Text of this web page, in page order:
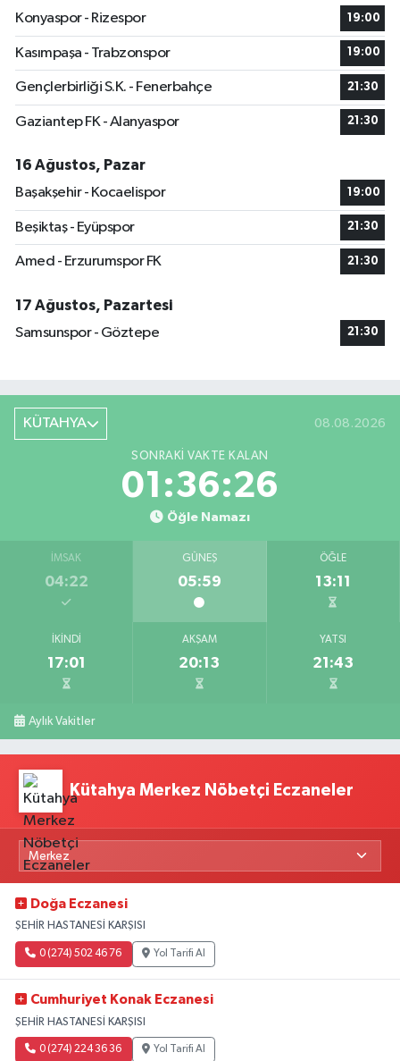
Konyaspor - Rizespor
19:00
Kasımpaşa - Trabzonspor 19:00
Gençlerbirliği S.K. - Fenerbahçe 21:30
Gaziantep FK - Alanyaspor 21:30
16 Ağustos, Pazar
Başakşehir - Kocaelispor
19:00
Beşiktaş - Eyüpspor 21:30
Amed - Erzurumspor FK 21:30
17 Ağustos, Pazartesi
Samsunspor - Göztepe
21:30
KÜTAHYA 08.08.2026
SONRAKI VAKTE KALAN
01:36:25
Öğle Namazı
İMSAK
04:22
GÜNEŞ
05:59
ÖĞLE
13:11
İKINDI
17:01
AKŞAM
20:13
YATSI
21:43
Aylık Vakitler
Kütahya Merkez Nöbetçi Eczaneler
Doğa Eczanesi
ŞEHİR HASTANESİ KARŞISI
0 (274) 502 46 76 Yol Tarifi Al
Cumhuriyet Konak Eczanesi
ŞEHİR HASTANESİ KARŞISI
0 (274) 224 36 36 Yol Tarifi Al